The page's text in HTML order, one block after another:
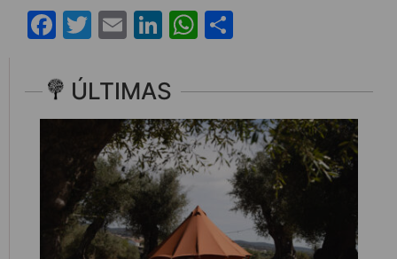
Facebook
Twitter
EmailLinkedIn
WhatsApp
ÚLTIMAS